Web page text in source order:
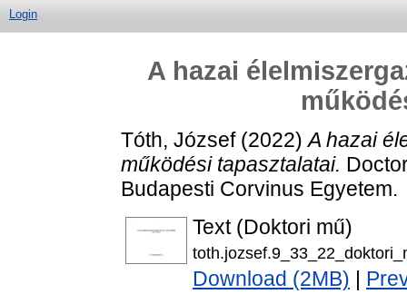
Login
A hazai
Tóth, József(2022)A hazai
működési tapasztalatai.
Budapesti Corvinus Egyetem.
Text (Doktori mű)
Download (2MB)